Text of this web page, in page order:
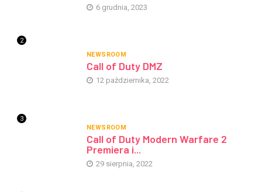
6 grudnia, 2023
2
NEWSROOM
Call of Duty DMZ
12 października, 2022
3
NEWSROOM
Call of Duty Modern Warfare 2
Premiera i...
29 sierpnia, 2022